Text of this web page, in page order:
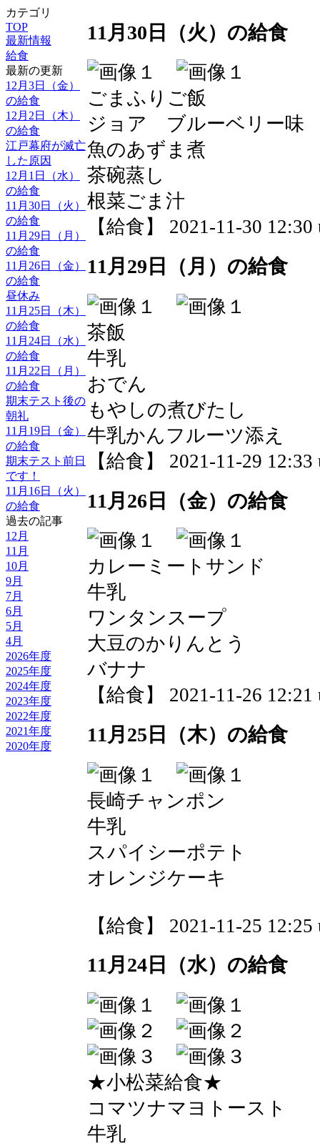
カテゴリ
TOP
最新情報
給食
最新の更新
12月3日（金）
の給食
12月2日（木）
の給食
江戸幕府が滅亡
した原因
12月1日（水）
の給食
11月30日（火）
の給食
11月29日（月）
の給食
11月26日（金）
の給食
昼休み
11月25日（木）
の給食
11月24日（水）
の給食
11月22日（月）
の給食
期末テスト後の
朝礼
11月19日（金）
の給食
期末テスト前日
です！
11月16日（火）
の給食
過去の記事
12月
11月
10月
9月
7月
6月
5月
4月
2026年度
2025年度
2024年度
2023年度
2022年度
2021年度
2020年度
11月30日（火）の給食
ごまふりご飯
ジョア ブルーベリー味
魚のあずま煮
茶碗蒸し
根菜ごま汁
【給食】 2021-11-30 12:30
11月29日（月）の給食
茶飯
牛乳
おでん
もやしの煮びたし
牛乳かんフルーツ添え
【給食】 2021-11-29 12:33
11月26日（金）の給食
カレーミートサンド
牛乳
ワンタンスープ
大豆のかりんとう
バナナ
【給食】 2021-11-26 12:21
11月25日（木）の給食
長崎チャンポン
牛乳
スパイシーポテト
オレンジケーキ
【給食】 2021-11-25 12:25
11月24日（水）の給食
★小松菜給食★
コマツナマヨトースト
牛乳